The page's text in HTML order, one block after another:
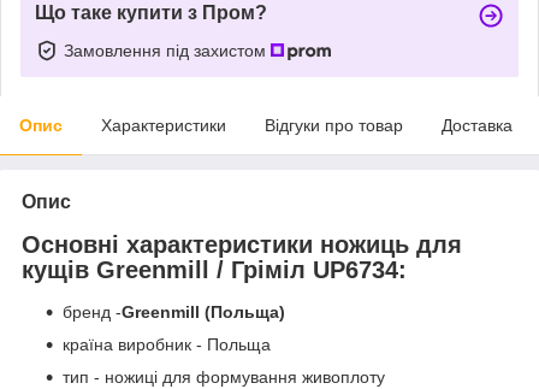
Що таке купити з Пром?
Замовлення під захистом
Опис Характеристики Відгуки про товар Доставка
Опис
Основні характеристики ножиць для
кущів Greenmill / Гріміл UP6734:
бренд -Greenmill (Польща)
країна виробник - Польща
тип - ножиці для формування живоплоту